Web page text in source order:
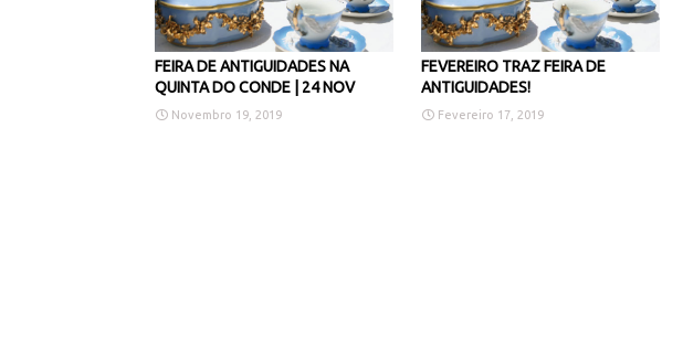
FEIRA DE ANTIGUIDADES NA
QUINTA DO CONDE | 24 NOV
Novembro 19, 2019
FEVEREIRO TRAZ FEIRA DE
ANTIGUIDADES!
Fevereiro 17, 2019